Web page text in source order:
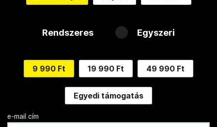
Rendszeres Egyszeri
9 990 Ft 19 990 Ft 49 990 Ft
Egyedi támogatás
e-mail cím